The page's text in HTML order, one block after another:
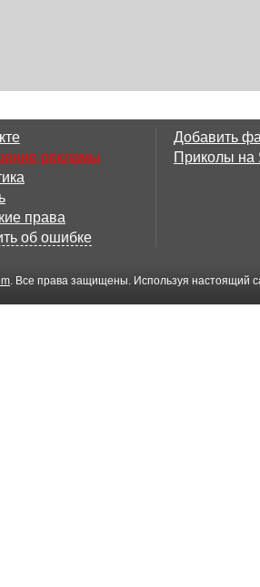
рекламы
права
об ошибке
Добавить
Приколы
. Все права защищены. Используя настоящий